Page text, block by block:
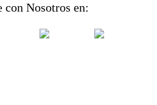
con Nosotros en: